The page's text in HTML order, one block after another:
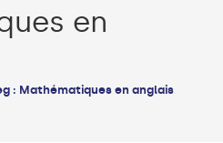
en
: Mathématiques en anglais